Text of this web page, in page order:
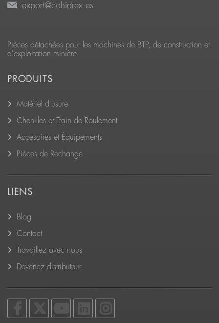
export@cohidrex.es
Pièces détachées pour les machines de BTP, de construction et
d'exploitation minière.
PRODUITS
Matériel d'usure
Chenilles et Train de Roulement
Accesoires et Équipements
Pièces de Rechange
LIENS
Blog
Contact
Travaillez avec nous
Devenez distributeur